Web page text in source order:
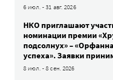
6 июл. - 31 авг. 2026
НКО приглашают
номинации премии
подсолнух» –
успеха». Заявки
8 июл. - 8 сен. 2026